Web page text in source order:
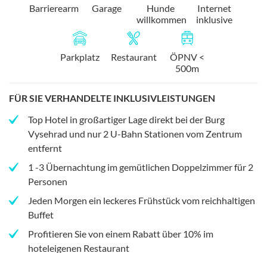
Barrierearm Garage
Hunde
willkommen
Internet
inklusive
Parkplatz Restaurant
ÖPNV <
500m
FÜR SIE VERHANDELTE INKLUSIVLEISTUNGEN
Top Hotel in großartiger Lage direkt bei der Burg
Vysehrad und nur 2 U-Bahn Stationen vom Zentrum
entfernt
1 -3 Übernachtung im gemütlichen Doppelzimmer für 2
Personen
Jeden Morgen ein leckeres Frühstück vom reichhaltigen
Buffet
Profitieren Sie von einem Rabatt über 10% im
hoteleigenen Restaurant